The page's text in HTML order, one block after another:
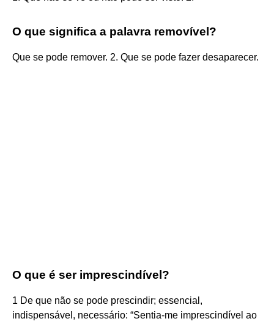
O que significa a palavra removível?
Que se pode remover. 2. Que se pode fazer desaparecer.
O que é ser imprescindível?
1 De que não se pode prescindir; essencial,
indispensável, necessário: “Sentia-me imprescindível ao